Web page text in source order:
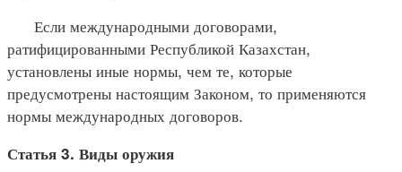
Если международными договорами,
ратифицированными Республикой Казахстан,
установлены иные нормы, чем те, которые
предусмотрены настоящим Законом, то применяются
нормы международных договоров.
Статья 3. Виды оружия